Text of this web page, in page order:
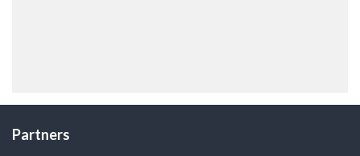
Partners